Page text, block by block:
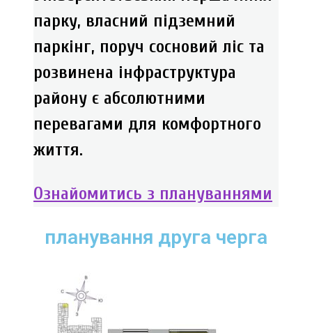
парку, власний підземний
паркінг, поруч сосновий ліс та
розвинена інфраструктура
району є абсолютними
перевагами для комфортного
життя.
Ознайомитись з плануваннями
планування друга черга